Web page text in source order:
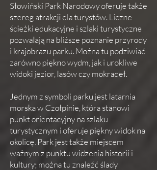
Słowiński Park Narodowy oferuje także
szereg atrakcji dla turystów. Liczne
ścieżki edukacyjne i szlaki turystyczne
pozwalają na bliższe poznanie przyrody
i krajobrazu parku. Można tu podziwiać
zarówno piękno wydm, jak i urokliwe
widoki jezior, lasów czy mokradeł.
Jednym z symboli parku jest latarnia
morska w Czołpinie, która stanowi
punkt orientacyjny na szlaku
turystycznym i oferuje piękny widok na
okolicę. Park jest także miejscem
ważnym z punktu widzenia historii i
kultury; można tu znaleźć ślady